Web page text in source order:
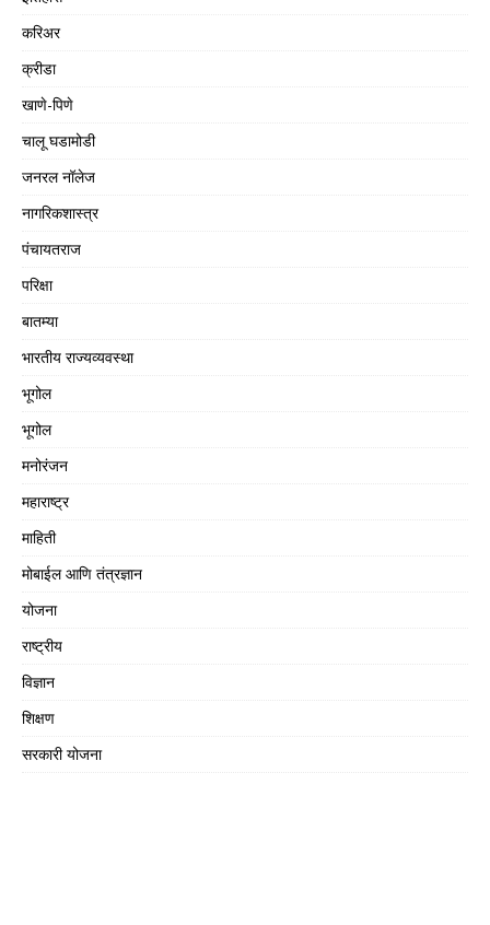
करिअर
क्रीडा
खाणे-पिणे
चालू घडामोडी
जनरल नॉलेज
नागरिकशास्त्र
पंचायतराज
परिक्षा
बातम्या
भारतीय राज्यव्यवस्था
भूगोल
भूगोल
मनोरंजन
महाराष्ट्र
माहिती
मोबाईल आणि तंत्रज्ञान
योजना
राष्ट्रीय
विज्ञान
शिक्षण
सरकारी योजना